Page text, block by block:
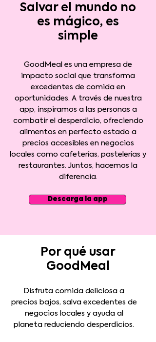
Salvar el mundo no
es mágico, es
simple
GoodMeal es una empresa de
impacto social que transforma
excedentes de comida en
oportunidades. A través de nuestra
app, inspiramos a las personas a
combatir el desperdicio, ofreciendo
alimentos en perfecto estado a
precios accesibles en negocios
locales como cafeterías, pastelerías y
restaurantes. Juntos, hacemos la
diferencia.
Descarga la app
Por qué usar
GoodMeal
Disfruta comida deliciosa a
precios bajos, salva excedentes de
negocios locales y ayuda al
planeta reduciendo desperdicios.